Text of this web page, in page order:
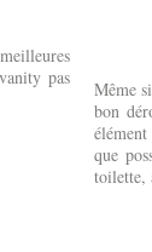
Même
bon
que
toilette,